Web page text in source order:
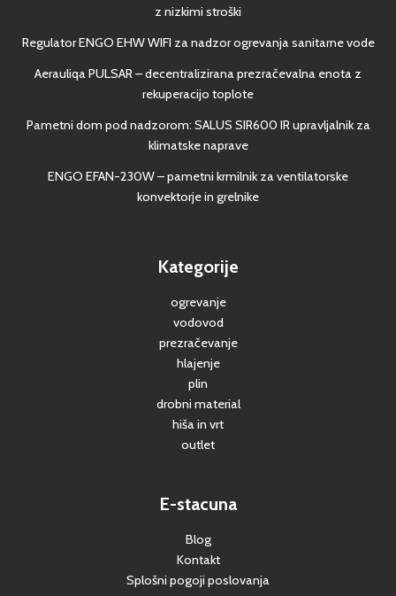
z nizkimi stroški
Regulator ENGO EHW WIFI za nadzor ogrevanja sanitarne vode
Aerauliqa PULSAR – decentralizirana prezračevalna enota z
rekuperacijo toplote
Pametni dom pod nadzorom: SALUS SIR600 IR upravljalnik za
klimatske naprave
ENGO EFAN-230W – pametni krmilnik za ventilatorske
konvektorje in grelnike
Kategorije
ogrevanje
vodovod
prezračevanje
hlajenje
plin
drobni material
hiša in vrt
outlet
E-stacuna
Blog
Kontakt
Splošni pogoji poslovanja